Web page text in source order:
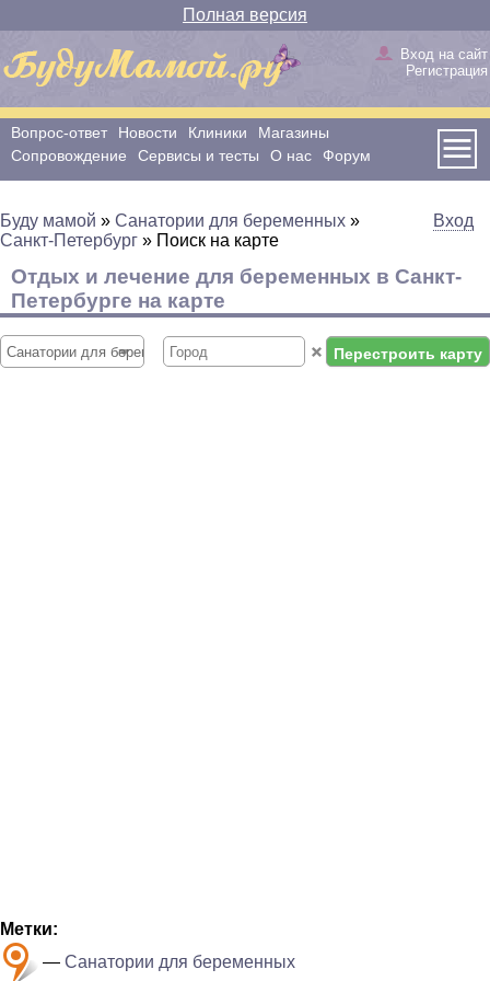
Полная версия
Вход на сайт
Регистрация
Вопрос-ответ Новости Клиники
Магазины
Сопровождение
Сервисы и тесты О нас Форум
Буду мамой » Санатории для беременных »
Санкт-Петербург » Поиск на карте
Вход
Отдых и лечение для беременных в Санкт-
Петербурге на карте
Метки:
— Санатории для беременных